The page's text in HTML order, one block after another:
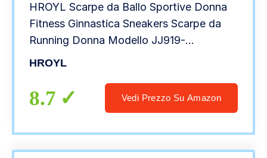
HROYL Scarpe da Ballo Sportive Donna
Fitness Ginnastica Sneakers Scarpe da
Running Donna Modello JJ919-
Bianco,UK5/EU37.5/24cm
HROYL
8.7 Vedi Prezzo Su Amazon